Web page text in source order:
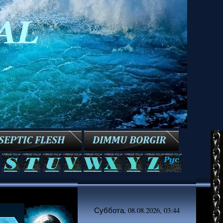
Суббота, 08.08.2026, 03:44